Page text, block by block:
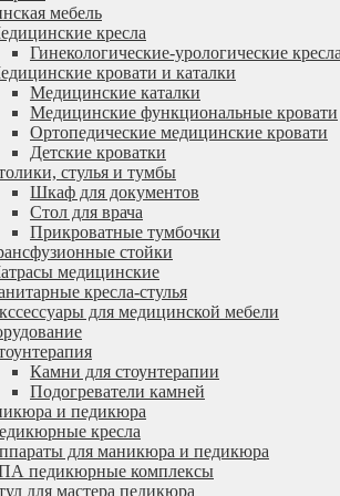
мебель
кресла
Гинекологические-урологические
кровати и каталки
Медицинские каталки
Медицинские функциональные кровати
Ортопедические медицинские кровати
Детские кроватки
стулья и тумбы
Шкаф для документов
Стол для врача
Прикроватные тумбочки
стойки
медицинские
кресла-стулья
для медицинской мебели
Камни для стоунтерапии
Подогреватели камней
и педикюра
кресла
для маникюра и педикюра
педикюрные комплексы
для мастера педикюра